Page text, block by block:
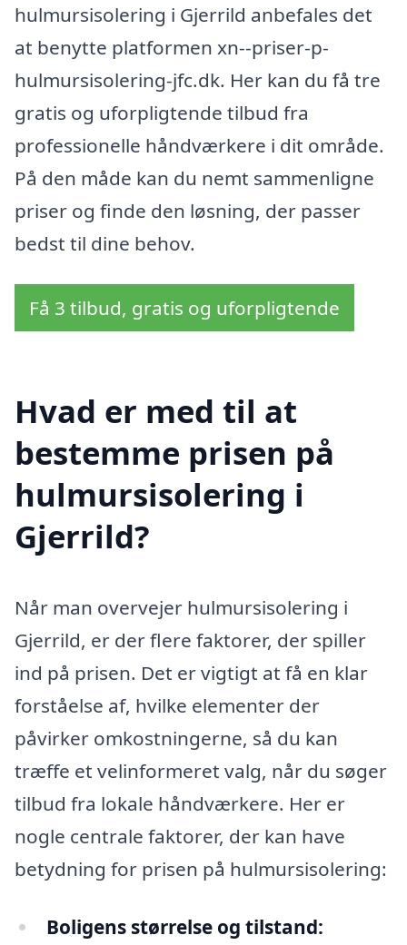
hulmursisolering i Gjerrild anbefales det
at benytte platformen xn--priser-p-
hulmursisolering-jfc.dk. Her kan du få tre
gratis og uforpligtende tilbud fra
professionelle håndværkere i dit område.
På den måde kan du nemt sammenligne
priser og finde den løsning, der passer
bedst til dine behov.
Få 3 tilbud, gratis og uforpligtende
Hvad er med til at
bestemme prisen på
hulmursisolering i
Gjerrild?
Når man overvejer hulmursisolering i
Gjerrild, er der flere faktorer, der spiller
ind på prisen. Det er vigtigt at få en klar
forståelse af, hvilke elementer der
påvirker omkostningerne, så du kan
træffe et velinformeret valg, når du søger
tilbud fra lokale håndværkere. Her er
nogle centrale faktorer, der kan have
betydning for prisen på hulmursisolering:
Boligens størrelse og tilstand: